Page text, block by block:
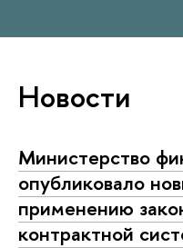
Новости
Министерство
опубликовало
применению
контрактной